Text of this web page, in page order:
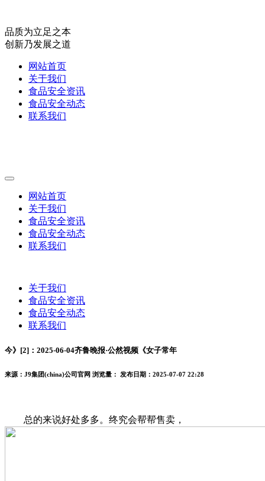
品质为立足之本
创新乃发展之道
网站首页
关于我们
食品安全资讯
食品安全动态
联系我们
网站首页
关于我们
食品安全资讯
食品安全动态
联系我们
关于我们
食品安全资讯
食品安全动态
联系我们
今》[2]：2025-06-04齐鲁晚报·公然视频《女子常年
来源：J9集团(china)公司官网 浏览量： 发布日期：2025-07-07 22:28
总的来说好处多多。终究会帮帮售卖，